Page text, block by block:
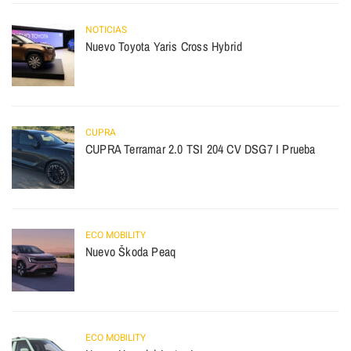
NOTICIAS
Nuevo Toyota Yaris Cross Hybrid
CUPRA
CUPRA Terramar 2.0 TSI 204 CV DSG7 I Prueba
ECO MOBILITY
Nuevo Škoda Peaq
ECO MOBILITY